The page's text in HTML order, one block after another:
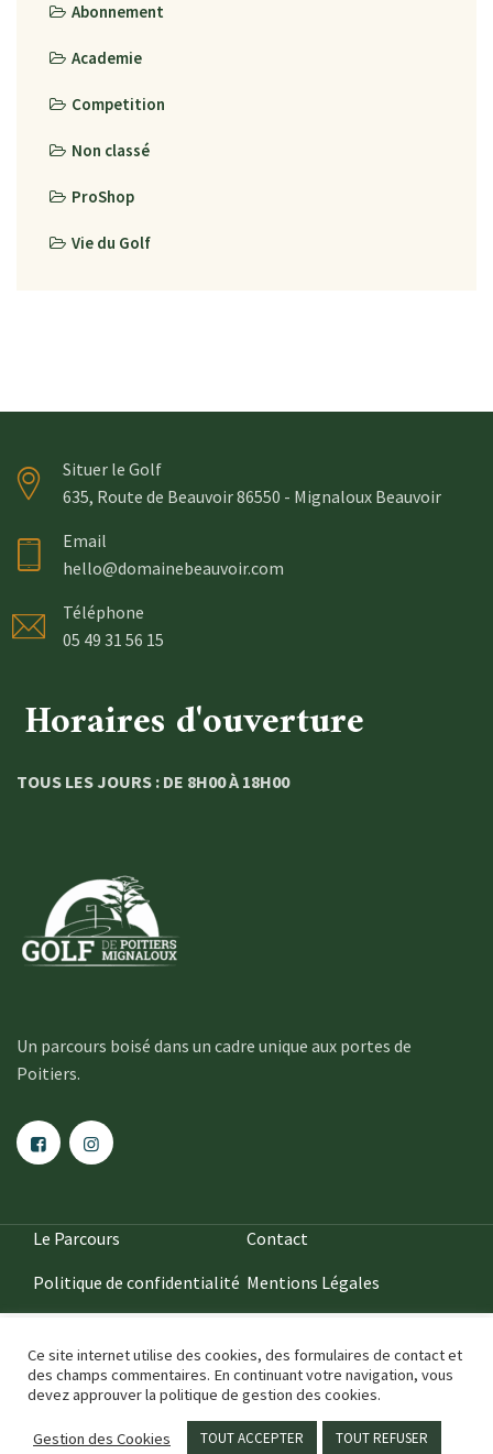
Abonnement
Academie
Competition
Non classé
ProShop
Vie du Golf
Situer le Golf
635, Route de Beauvoir 86550 - Mignaloux Beauvoir
Email
hello@domainebeauvoir.com
Téléphone
05 49 31 56 15
Horaires d'ouverture
TOUS LES JOURS : DE 8H00 À 18H00
Un parcours boisé dans un cadre unique aux portes de
Poitiers.
Le Parcours
Contact
Politique de confidentialité Mentions Légales
2020 ••• IDÉFIXE ® •••
Ce site internet utilise des cookies, des formulaires de contact et
des champs commentaires. En continuant votre navigation, vous
devez approuver la politique de gestion des cookies.
Gestion des Cookies TOUT ACCEPTER TOUT REFUSER